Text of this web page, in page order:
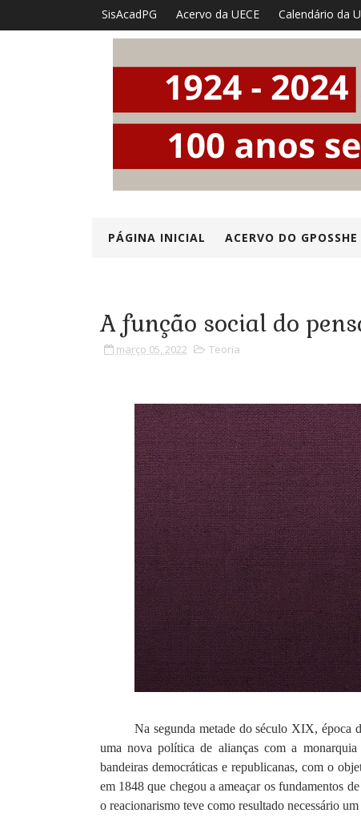
SisAcadPG Acervo da UECE Calendário da
PÁGINA INICIAL ACERVO DO GPOSSHE
A função social do
março 05, 2022 Teoria
Na segunda metade do século XIX, época
uma nova política de alianças com a
bandeiras democráticas e republicanas, com o
em 1848 que chegou a ameaçar os fundamentos
o reacionarismo teve como resultado necessário